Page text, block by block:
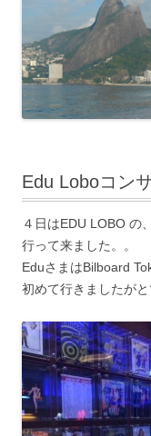
Edu Loboコン
４日はEDU LOBO の
行って来ました。。
EduさまはBilboard
初めて行きましたがと